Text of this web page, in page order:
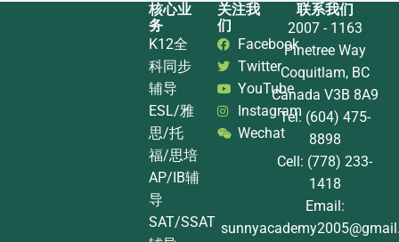
核心业
务
K12全
科同步
辅导
ESL/雅
思/托
福/思培
AP/IB辅
导
SAT/SSAT
关注我
们
Facebook
Twitter
YouTube
Instagram
Wechat
联系我们
2007 - 1163
Pinetree Way
Coquitlam, BC
Canada V3B 8A9
Tel: (604) 475-
8898
Cell: (778) 233-
1418
Email: